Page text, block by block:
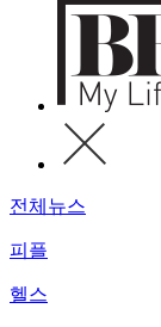
전체뉴스
피플
헬스